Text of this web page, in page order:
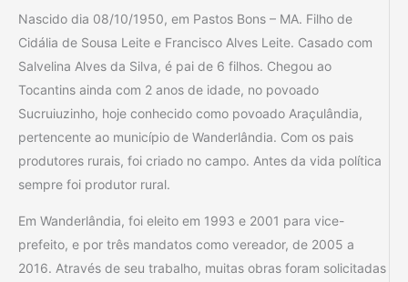
Nascido dia 08/10/1950, em Pastos Bons – MA. Filho de
Cidália de Sousa Leite e Francisco Alves Leite. Casado com
Salvelina Alves da Silva, é pai de 6 filhos. Chegou ao
Tocantins ainda com 2 anos de idade, no povoado
Sucruiuzinho, hoje conhecido como povoado Araçulândia,
pertencente ao município de Wanderlândia. Com os pais
produtores rurais, foi criado no campo. Antes da vida política
sempre foi produtor rural.
Em Wanderlândia, foi eleito em 1993 e 2001 para vice-
prefeito, e por três mandatos como vereador, de 2005 a
2016. Através de seu trabalho, muitas obras foram solicitadas